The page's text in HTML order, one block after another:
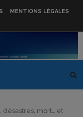
MENTIONS LÉGALES
désastres, mort… et